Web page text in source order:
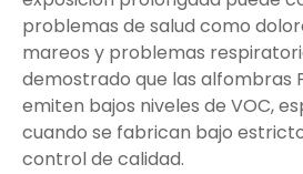
problemas de salud como
mareos y problemas
demostrado que las alfombras
emiten bajos niveles de VOC,
cuando se fabrican bajo
control de calidad.